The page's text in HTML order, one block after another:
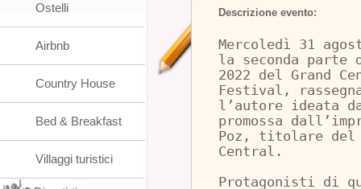
Descrizione evento:
Mercoledì 31
la seconda parte
2022 del Grand
Festival,
l’autore ideata
promossa
Poz, titolare del
Central.
Protagonisti di
Ostelli
Airbnb
Country House
Bed & Breakfast
Villaggi turistici